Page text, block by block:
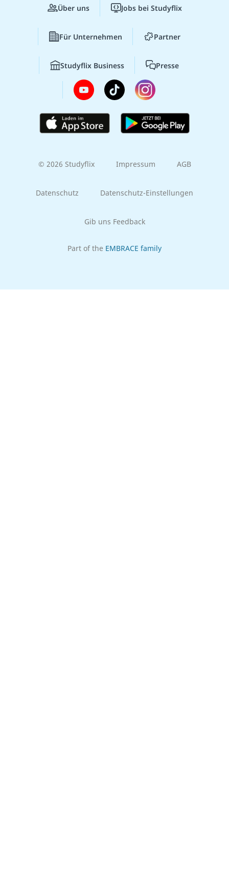
Über uns Jobs bei Studyflix
Für Unternehmen Partner
Studyflix Business Presse
© 2026 Studyflix Impressum AGB
Datenschutz Datenschutz-Einstellungen
Gib uns Feedback
Part of the EMBRACE family